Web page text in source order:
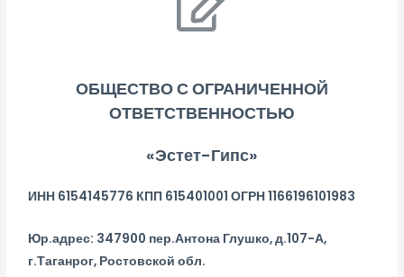
ОБЩЕСТВО С ОГРАНИЧЕННОЙ
ОТВЕТСТВЕННОСТЬЮ
«Эстет-Гипс»
ИНН 6154145776 КПП 615401001 ОГРН 1166196101983
Юр.адрес: 347900 пер.Антона Глушко, д.107-А,
г.Таганрог, Ростовской обл.